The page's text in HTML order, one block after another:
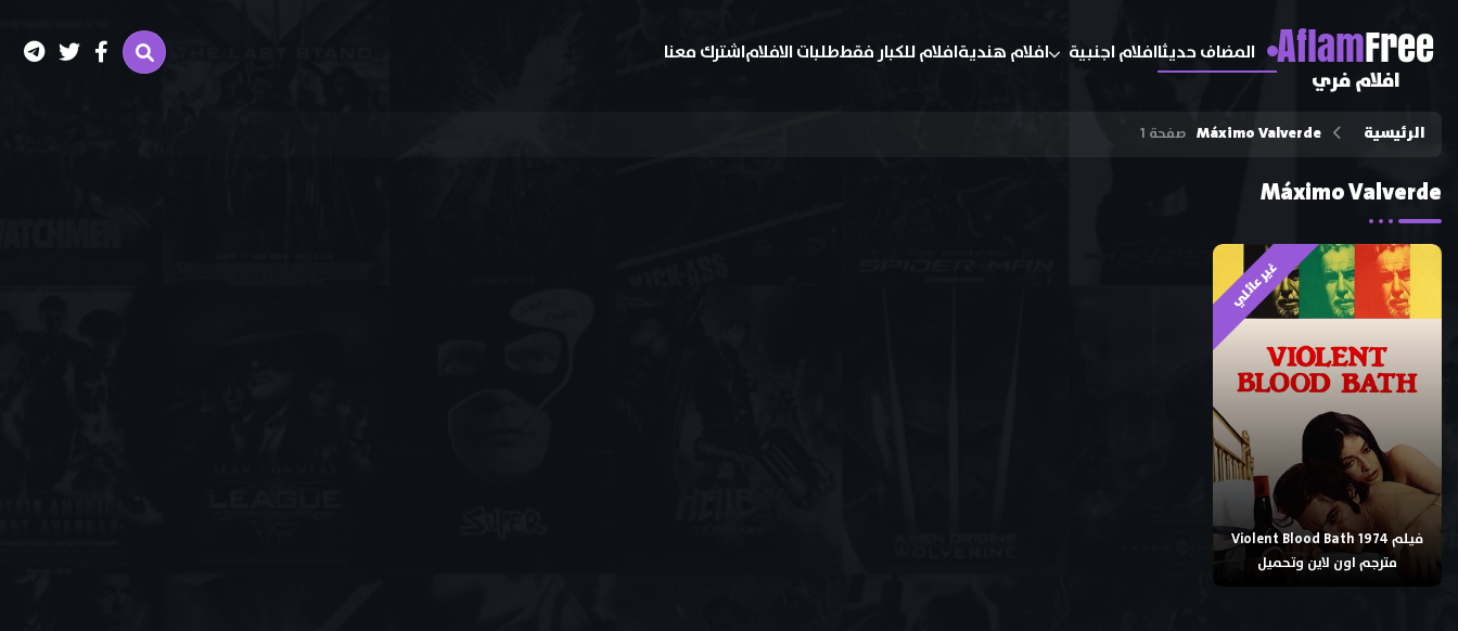
AflamFree
افلام فري
المضاف حديثاافلام اجنبية افلام هنديةافلام للكبار فقططلبات الافلاماشترك معنا
الرئيسية Máximo Valverde صفحة 1
Máximo Valverde
غير عائلي
فيلم Violent Blood Bath 1974
مترجم اون لاين وتحميل